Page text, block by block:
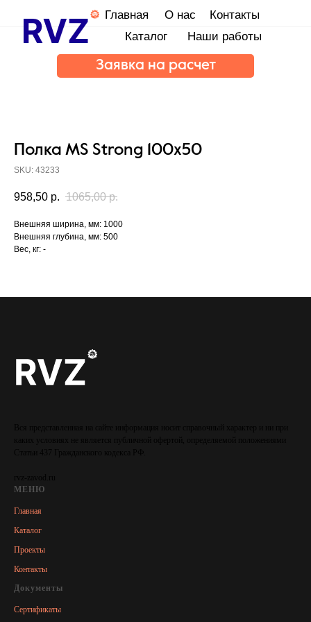
Главная
О нас
Наши работы
Каталог
Контакты
Заявка на расчет
Полка MS Strong 100x50
SKU: 43233
958,50 р. 1065,00 р.
Внешняя ширина, мм: 1000
Внешняя глубина, мм: 500
Вес, кг: -
МЕНЮ
Главная
Каталог
Проекты
Контакты
Документы
Сертификаты